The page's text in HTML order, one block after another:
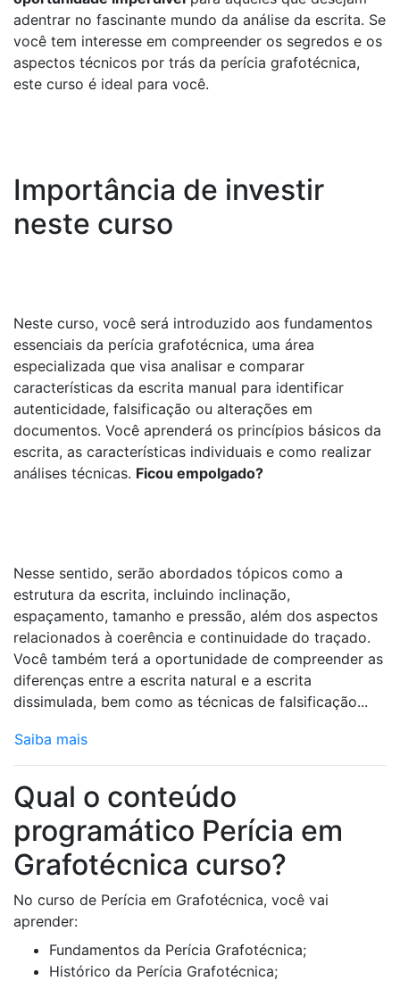
adentrar no fascinante mundo da análise da escrita. Se
você tem interesse em compreender os segredos e os
aspectos técnicos por trás da perícia grafotécnica,
este curso é ideal para você.
Importância de investir
neste curso
Neste curso, você será introduzido aos fundamentos
essenciais da perícia grafotécnica, uma área
especializada que visa analisar e comparar
características da escrita manual para identificar
autenticidade, falsificação ou alterações em
documentos. Você aprenderá os princípios básicos da
escrita, as características individuais e como realizar
análises técnicas. Ficou empolgado?
Nesse sentido, serão abordados tópicos como a
estrutura da escrita, incluindo inclinação,
espaçamento, tamanho e pressão, além dos aspectos
relacionados à coerência e continuidade do traçado.
Você também terá a oportunidade de compreender as
diferenças entre a escrita natural e a escrita
dissimulada, bem como as técnicas de falsificação...
Saiba mais
Qual o conteúdo
programático Perícia em
Grafotécnica curso?
No curso de Perícia em Grafotécnica, você vai
aprender:
Fundamentos da Perícia Grafotécnica;
Histórico da Perícia Grafotécnica;